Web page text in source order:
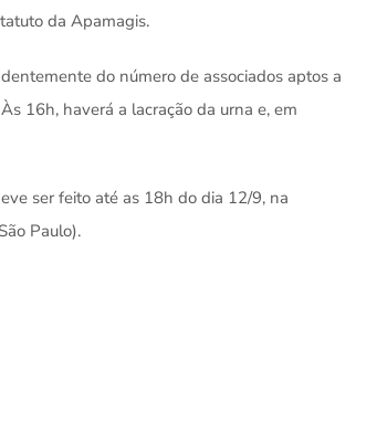
da Apamagis.
do número de associados aptos a
16h, haverá a lacração da urna e, em
ser feito até as 18h do dia 12/9, na
Paulo).